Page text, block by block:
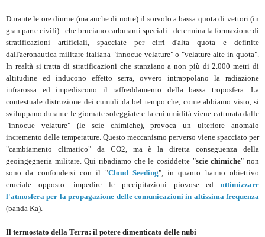
Durante le ore diurne (ma anche di notte) il sorvolo a bassa quota di vettori (in
gran parte civili) - che bruciano carburanti speciali - determina la formazione di
stratificazioni artificiali, spacciate per cirri d'alta quota e definite
dall'aeronautica militare italiana "innocue velature" o "velature alte in quota".
In realtà si tratta di stratificazioni che stanziano a non più di 2.000 metri di
altitudine ed inducono effetto serra, ovvero intrappolano la radiazione
infrarossa ed impediscono il raffreddamento della bassa troposfera. La
contestuale distruzione dei cumuli da bel tempo che, come abbiamo visto, si
sviluppano durante le giornate soleggiate e la cui umidità viene catturata dalle
"innocue velature" (le scie chimiche), provoca un ulteriore anomalo
incremento delle temperature. Questo meccanismo perverso viene spacciato per
"cambiamento climatico" da CO2, ma è la diretta conseguenza della
geoingegneria militare. Qui ribadiamo che le cosiddette "scie chimiche" non
sono da confondersi con il "Cloud Seeding", in quanto hanno obiettivo
cruciale opposto: impedire le precipitazioni piovose ed ottimizzare
l'atmosfera per la propagazione delle comunicazioni in altissima frequenza
(banda Ka).
Il termostato della Terra: il potere dimenticato delle nubi